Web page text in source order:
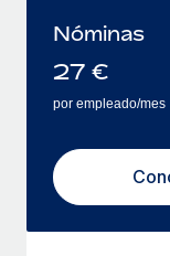
Nóminas
27 €
por empleado/mes